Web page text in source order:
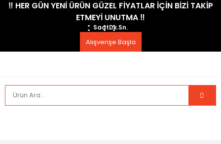
​‼️​ HER GÜN YENİ ÜRÜN GÜZEL FİYATLAR İÇİN BİZİ TAKİP
ETMEYİ UNUTMA ​‼️​
SaatDk.Sn.
Alışverişe Başla